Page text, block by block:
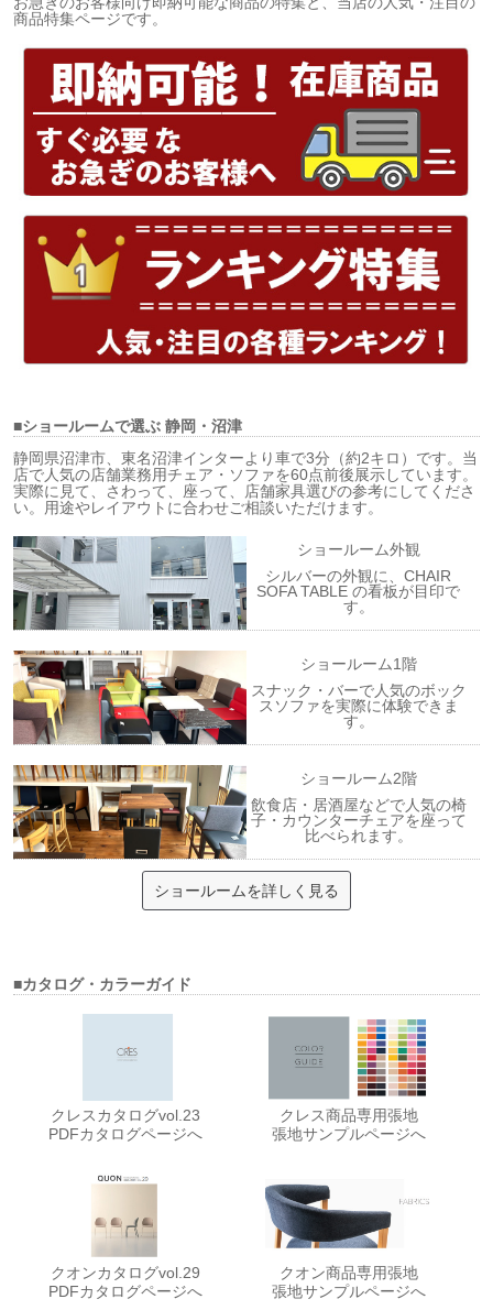
商品特集ページです。
■ショールームで選ぶ静岡・沼津
静岡県沼津市、東名沼津インターより車で3分（約2キロ）です。当
店で人気の店舗業務用チェア・ソファを60点前後展示しています。
実際に見て、さわって、座って、店舗家具選びの参考にしてくださ
い。用途やレイアウトに合わせご相談いただけます。
ショールーム外観
シルバーの外観に、CHAIR
SOFA TABLE の看板が目印で
す。
ショールーム1階
スナック・バーで人気のボック
スソファを実際に体験できま
す。
ショールーム2階
飲食店・居酒屋などで人気の椅
子・カウンターチェアを座って
比べられます。
ショールームを詳しく見る
■カタログ・カラーガイド
クレスカタログvol.23
PDFカタログページへ
クレス商品専用張地
張地サンプルページへ
クオンカタログvol.29
PDFカタログページへ
クオン商品専用張地
張地サンプルページへ